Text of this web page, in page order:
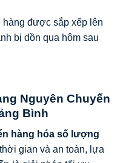
hàng được sắp xếp lên
bị dồn qua hôm sau
Nguyên Chuyến
Bình
hàng hóa số lượng
gian và an toàn, lựa